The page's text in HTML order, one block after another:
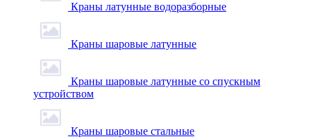
Краны латунные водоразборные
Краны шаровые латунные
Краны шаровые латунные со спускным
устройством
Краны шаровые стальные